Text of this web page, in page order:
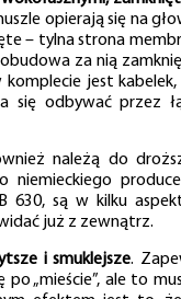
opierają się na
– tylna strona
za nią
jest
się odbywać przez
należą do
niemieckiego
630, są w kilku
już z zewnątrz.
i smuklejsze.
„mieście”, ale to